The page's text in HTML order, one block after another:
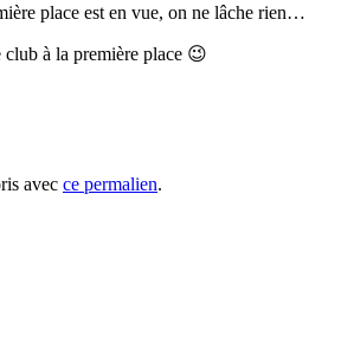
place est en vue, on ne lâche rien…
à la première place 😉
avec ce permalien.